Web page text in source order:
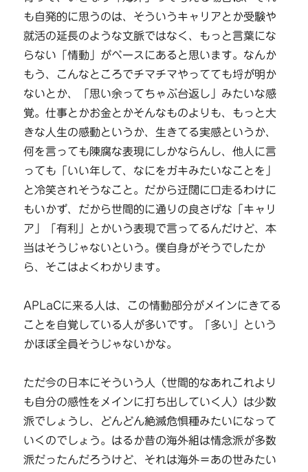
も自発的に思うのは、そういうキャリアとか受験や
就活の延長のような文脈ではなく、もっと言葉にな
らない「情動」がベースにあると思います。なんか
もう、こんなところでチマチマやってても埒が明か
ないとか、「思い余ってちゃぶ台返し」みたいな感
覚。仕事とかお金とかそんなものよりも、もっと大
きな人生の感動というか、生きてる実感というか、
何を言っても陳腐な表現にしかならんし、他人に言
っても「いい年して、なにをガキみたいなことを」
と冷笑されそうなこと。だから迂闊に口走るわけに
もいかず、だから世間的に通りの良さげな「キャリ
ア」「有利」とかいう表現で言ってるんだけど、本
当はそうじゃないという。僕自身がそうでしたか
ら、そこはよくわかります。
APLaCに来る人は、この情動部分がメインにきてる
ことを自覚している人が多いです。「多い」という
かほぼ全員そうじゃないかな。
ただ今の日本にそういう人（世間的なあれこれより
も自分の感性をメインに打ち出していく人）は少数
派でしょうし、どんどん絶滅危惧種みたいになって
いくのでしょう。はるか昔の海外組は情念派が多数
派だったんだろうけど、それは海外＝あの世みたい